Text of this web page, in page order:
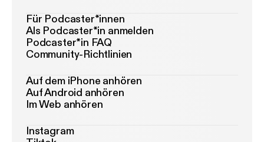
Für Podcaster*innen
Als Podcaster*in anmelden
Podcaster*in FAQ
Community-Richtlinien
Auf dem iPhone anhören
Auf Android anhören
Im Web anhören
Instagram